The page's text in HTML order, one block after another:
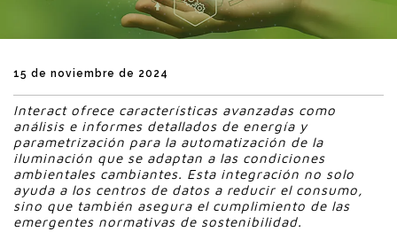
15 de noviembre de 2024
Interact ofrece características avanzadas como
análisis e informes detallados de energía y
parametrización para la automatización de la
iluminación que se adaptan a las condiciones
ambientales cambiantes. Esta integración no solo
ayuda a los centros de datos a reducir el consumo,
sino que también asegura el cumplimiento de las
emergentes normativas de sostenibilidad.